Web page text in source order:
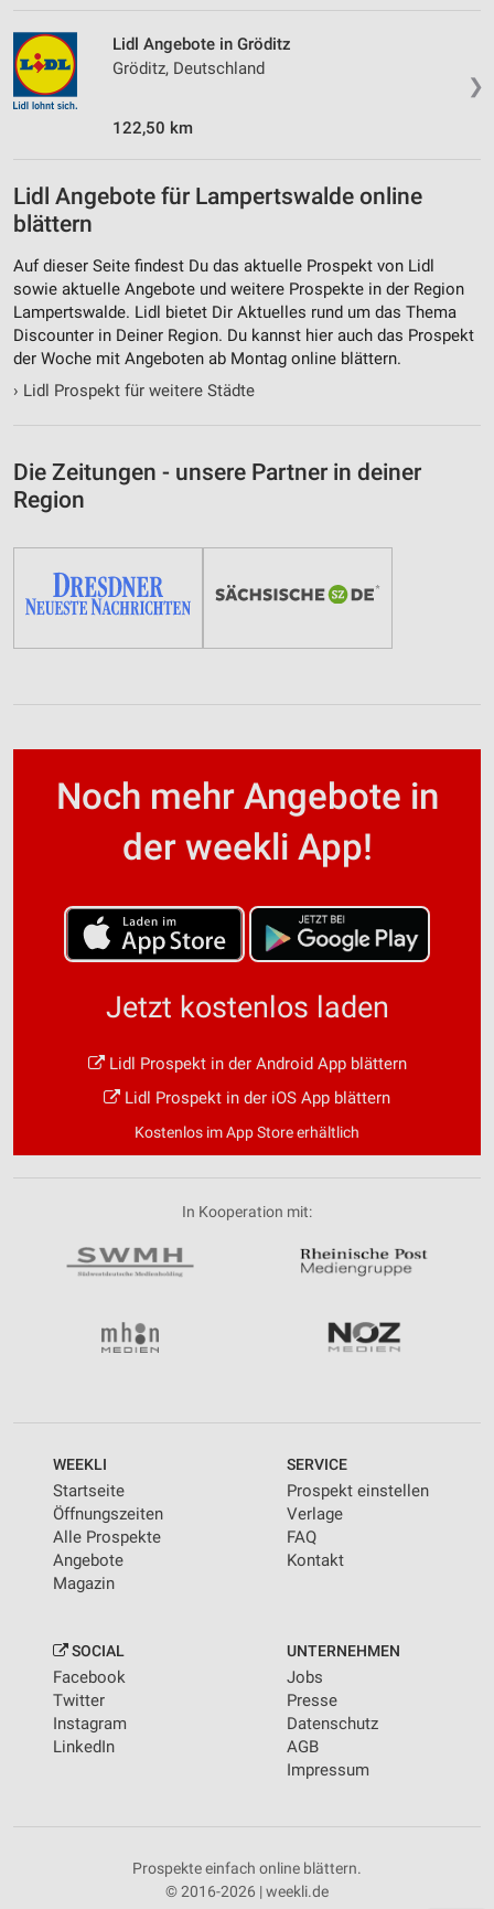
❯
Lidl Angebote in Gröditz
Gröditz, Deutschland
122,50 km
Lidl Angebote für Lampertswalde online
blättern
Auf dieser Seite findest Du das aktuelle Prospekt von Lidl
sowie aktuelle Angebote und weitere Prospekte in der Region
Lampertswalde. Lidl bietet Dir Aktuelles rund um das Thema
Discounter in Deiner Region. Du kannst hier auch das Prospekt
der Woche mit Angeboten ab Montag online blättern.
› Lidl Prospekt für weitere Städte
Die Zeitungen - unsere Partner in deiner
Region
Noch mehr Angebote in
der weekli App!
Jetzt kostenlos laden
Lidl Prospekt in der Android App blättern
Lidl Prospekt in der iOS App blättern
Kostenlos im App Store erhältlich
In Kooperation mit:
WEEKLI
Startseite
Öffnungszeiten
Alle Prospekte
Angebote
Magazin
SERVICE
Prospekt einstellen
Verlage
FAQ
Kontakt
SOCIAL
Facebook
Twitter
Instagram
LinkedIn
UNTERNEHMEN
Jobs
Presse
Datenschutz
AGB
Impressum
Prospekte einfach online blättern.
© 2016-2026 | weekli.de